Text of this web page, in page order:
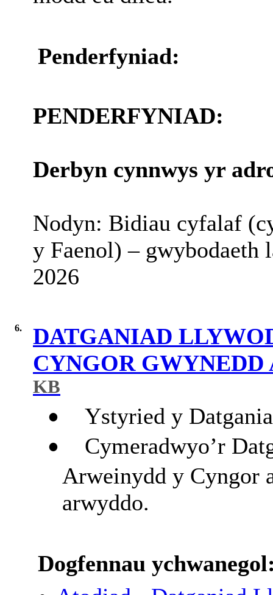
Penderfyniad:
PENDERFYNIAD:
Derbyn cynnwys yr
Nodyn: Bidiau cyfalaf
y Faenol) –
2026
6.
DATGANIAD
CYNGOR GWYNEDD
KB
• Ystyried y
•
Cymeradwyo’r
Arweinydd y Cyngor
arwyddo.
Dogfennau